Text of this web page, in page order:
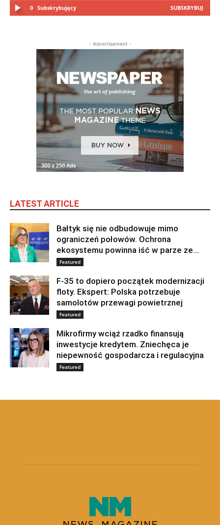
0 Subskrybujący SUBSKRYBUJ
- Advertisement -
LATEST ARTICLE
Bałtyk się nie odbudowuje mimo
ograniczeń połowów. Ochrona
ekosystemu powinna iść w parze ze...
Featured
F-35 to dopiero początek modernizacji
floty. Ekspert: Polska potrzebuje
samolotów przewagi powietrznej
Featured
Mikrofirmy wciąż rzadko finansują
inwestycje kredytem. Zniechęca je
niepewność gospodarcza i regulacyjna
Featured